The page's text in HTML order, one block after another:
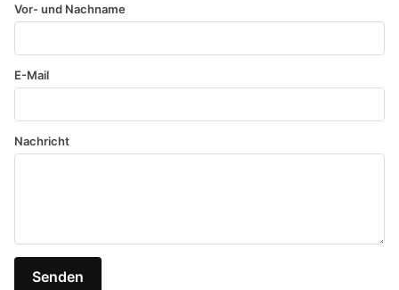
Vor- und Nachname
E-Mail
Nachricht
Senden